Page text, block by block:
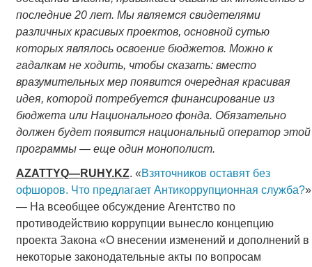
последние 20 лет. Мы являемся свидетелями
различных красивых проектов, основной сутью
которых являлось освоение бюджетов. Можно к
гадалкам не ходить, чтобы сказать: вместо
вразумительных мер появится очередная красивая
идея, которой потребуется финансирование из
бюджета или Национального фонда. Обязательно
должен будет появится национальный оператор этой
программы — еще один монополист.
AZATTYQ—RUHY.KZ. «Взяточников оставят без
офшоров. Что предлагает Антикоррупционная служба?»
— На всеобщее обсуждение Агентство по
противодействию коррупции вынесло концепцию
проекта Закона «О внесении изменений и дополнений в
некоторые законодательные акты по вопросам